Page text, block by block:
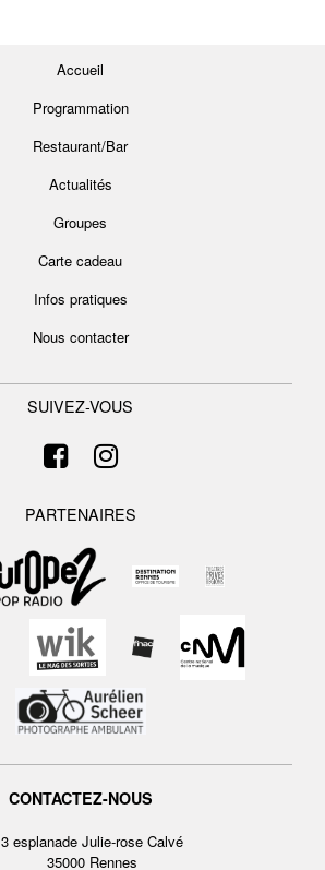
Accueil
Programmation
Restaurant/Bar
Actualités
Groupes
Carte cadeau
Infos pratiques
Nous contacter
SUIVEZ-VOUS
PARTENAIRES
CONTACTEZ-NOUS
3 esplanade Julie-rose Calvé
35000 Rennes